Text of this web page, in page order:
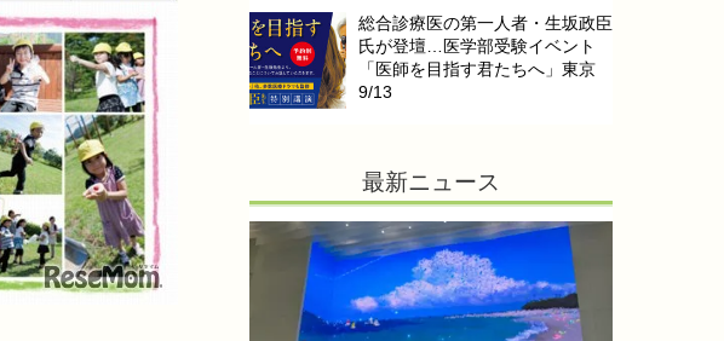
総合診療医の第一人者・生坂政臣
氏が登壇…医学部受験イベント
「医師を目指す君たちへ」東京
9/13
最新ニュース